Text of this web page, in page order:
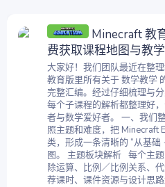
Minecraft 教
费获取课程地图与教
大家好！我们团队最近在整
教育版里所有关于 数学教学
完整汇编。经过仔细梳理与
每个子课程的解析都整理好
者与数学爱好者。 一、我们
照主题和难度，把 Minecraft
类，形成一条清晰的 “从基
图。 主题板块解析 每个主
除运算、比例／比例关系、
荐课时、课件资源与设计思